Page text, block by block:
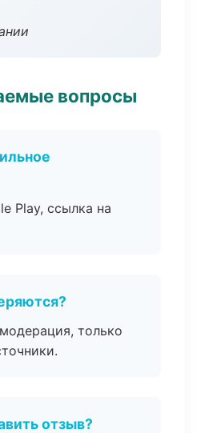
вопросы
Play, ссылка на
только
отзыв?